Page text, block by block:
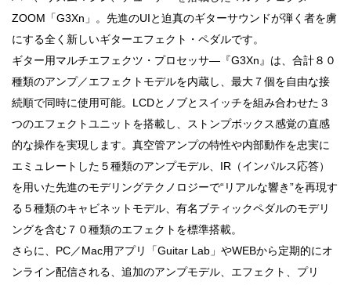
ZOOM「G3Xn」。先進のUIと迫真のギターサウンドが弾く者を虜
にする全く新しいギターエフェクト・ペダルです。
ギター用マルチエフェクツ・プロセッサ―『G3Xn』は、合計８０
種類のアンプ／エフェクトモデルを内蔵し、最大７個を自由な接
続順で同時に使用可能。LCDとノブとスイッチを組み合わせた３
つのエフェクトユニットを搭載し、ストンプボックス感覚の直感
的な操作を実現します。真空管アンプの特性や内部動作を忠実に
エミュレートした５種類のアンプモデル、IR（インパルス応答）
を用いた先進のモデリングテクノロジーで“リアルな響き”を再現す
る５種類のキャビネットモデル、有名ブティックペダルのモデリ
ングを含む７０種類のエフェクトを標準搭載。
さらに、PC／Mac用アプリ「Guitar Lab」やWEBから定期的にオ
ンライン配信される、追加のアンプモデル、エフェクト、プリ